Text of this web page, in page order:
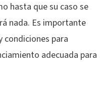
hasta que su caso se
nada. Es importante
para
adecuada para